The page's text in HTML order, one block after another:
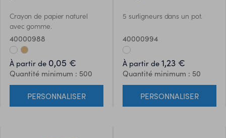
Crayon de papier naturel
avec gomme.
40000988
À partir de 0,05 €
Quantité minimum : 500
PERSONNALISER
5 surligneurs dans un pot.
40000994
À partir de 1,23 €
Quantité minimum : 50
PERSONNALISER